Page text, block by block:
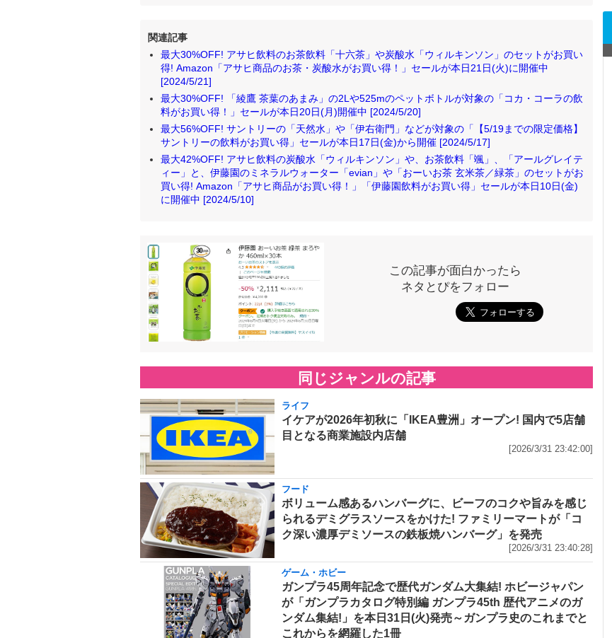
関連記事
最大30%OFF! アサヒ飲料のお茶飲料「十六茶」や炭酸水「ウィルキンソン」のセットがお買い
得! Amazon「アサヒ商品のお茶・炭酸水がお買い得！」セールが本日21日(火)に開催中
[2024/5/21]
最大30%OFF! 「綾鷹 茶葉のあまみ」の2Lや525mのペットボトルが対象の「コカ・コーラの飲
料がお買い得！」セールが本日20日(月)開催中 [2024/5/20]
最大56%OFF! サントリーの「天然水」や「伊右衛門」などが対象の「【5/19までの限定価格】
サントリーの飲料がお買い得」セールが本日17日(金)から開催 [2024/5/17]
最大42%OFF! アサヒ飲料の炭酸水「ウィルキンソン」や、お茶飲料「颯」、「アールグレイテ
ィー」と、伊藤園のミネラルウォーター「evian」や「おーいお茶 玄米茶／緑茶」のセットがお
買い得! Amazon「アサヒ商品がお買い得！」「伊藤園飲料がお買い得」セールが本日10日(金)
に開催中 [2024/5/10]
この記事が面白かったら
ネタとぴをフォロー
同じジャンルの記事
ライフ
イケアが2026年初秋に「IKEA豊洲」オープン! 国内で5店舗
目となる商業施設内店舗
[2026/3/31 23:42:00]
フード
ボリューム感あるハンバーグに、ビーフのコクや旨みを感じ
られるデミグラスソースをかけた! ファミリーマートが「コ
ク深い濃厚デミソースの鉄板焼ハンバーグ」を発売
[2026/3/31 23:40:28]
ゲーム・ホビー
ガンプラ45周年記念で歴代ガンダム大集結! ホビージャパン
が「ガンプラカタログ特別編 ガンプラ45th 歴代アニメのガ
ンダム集結!」を本日31日(火)発売～ガンプラ史のこれまでと
これからを網羅した1冊